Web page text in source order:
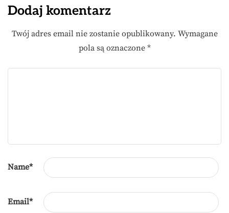
Dodaj komentarz
Twój adres email nie zostanie opublikowany. Wymagane
pola są oznaczone *
Name*
Email*